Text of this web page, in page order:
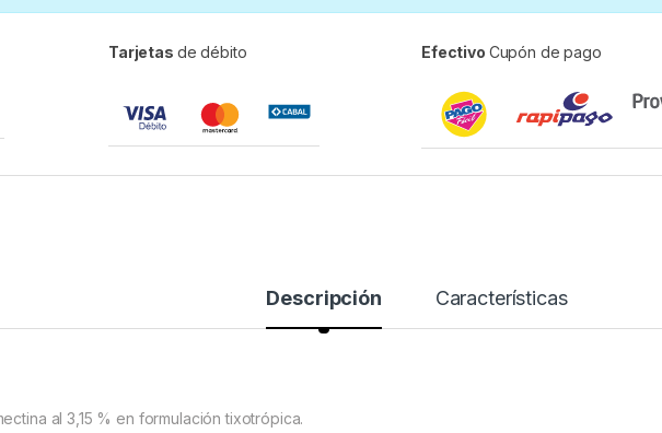
Tarjetas de débito Efectivo Cupón de pago
Descripción Características
al 3,15 % en formulación tixotrópica.